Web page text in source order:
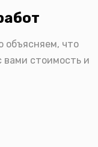
объясняем, что
вами стоимость и